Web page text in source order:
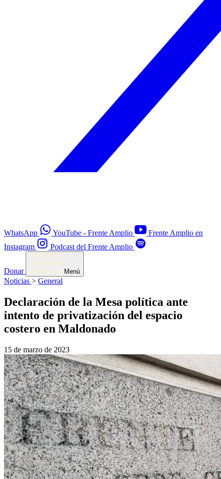
WhatsApp YouTube - Frente Amplio
Frente Amplio en
Instagram
Podcast del Frente Amplio
Donar Menú
Noticias > General
Declaración de la Mesa política ante
intento de privatización del espacio
costero en Maldonado
15 de marzo de 2023